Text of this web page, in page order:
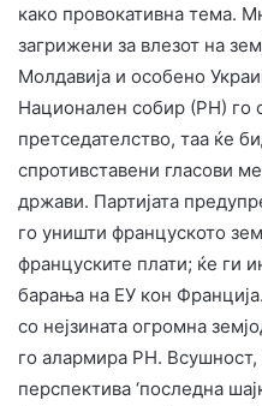
како провокативна тема.
загрижени за влезот на
Молдавија и особено
Национален собир (РН) го
претседателство, таа ќе
спротивставени гласови
држави. Партијата
го уништи француското
француските плати; ќе ги
барања на ЕУ кон
со нејзината огромна
го алармира РН. Всушност,
перспектива ‘последна